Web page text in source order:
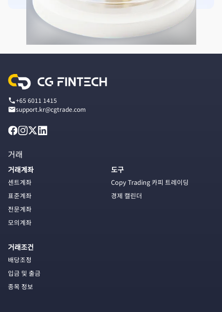
+65 6011 1415
support.kr@cgtrade.com
거래
거래계좌
센트계좌
표준계좌
전문계좌
모의계좌
거래조건
배당조정
입금 및 출금
종목 정보
도구
Copy Trading 카피 트레이딩
경제 캘린더